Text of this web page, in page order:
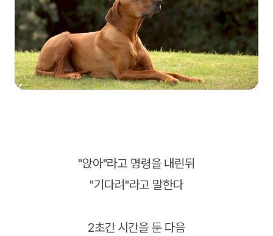
"앉아"라고 명령을 내린뒤
"기다려"라고 말한다
2초간 시간을 둔 다음